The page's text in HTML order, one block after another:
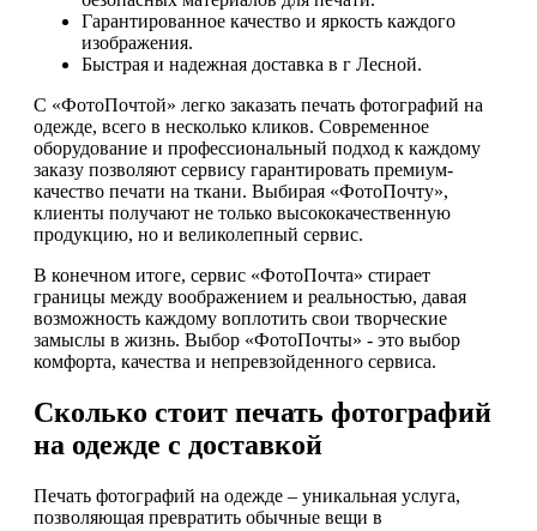
Гарантированное качество и яркость каждого
изображения.
Быстрая и надежная доставка в г Лесной.
С «ФотоПочтой» легко заказать печать фотографий на
одежде, всего в несколько кликов. Современное
оборудование и профессиональный подход к каждому
заказу позволяют сервису гарантировать премиум-
качество печати на ткани. Выбирая «ФотоПочту»,
клиенты получают не только высококачественную
продукцию, но и великолепный сервис.
В конечном итоге, сервис «ФотоПочта» стирает
границы между воображением и реальностью, давая
возможность каждому воплотить свои творческие
замыслы в жизнь. Выбор «ФотоПочты» - это выбор
комфорта, качества и непревзойденного сервиса.
Сколько стоит печать фотографий
на одежде с доставкой
Печать фотографий на одежде – уникальная услуга,
позволяющая превратить обычные вещи в